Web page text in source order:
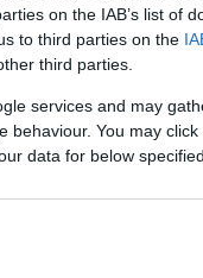
on the IAB’s list of
to third parties on the
third parties.
services and may
behaviour. You may
data for below